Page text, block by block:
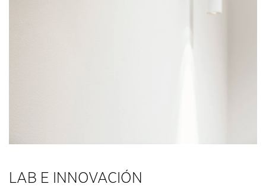
LAB E INNOVACIÓN